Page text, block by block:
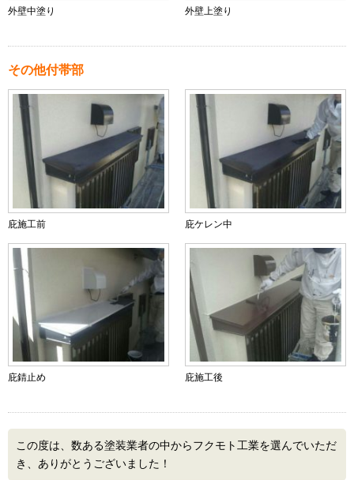
外壁中塗り 外壁上塗り
その他付帯部
庇施工前 庇ケレン中
庇錆止め 庇施工後
この度は、数ある塗装業者の中からフクモト工業を選んでいただ
き、ありがとうございました！